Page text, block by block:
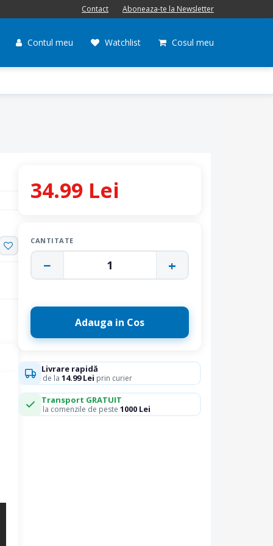
Contact Aboneaza-te la Newsletter
Contul meu Watchlist Cosul meu
34.99 Lei
CANTITATE
− 1 +
Adauga in Cos
Livrare rapidă
de la 14.99 Lei prin curier
Transport GRATUIT
la comenzile de peste 1000 Lei